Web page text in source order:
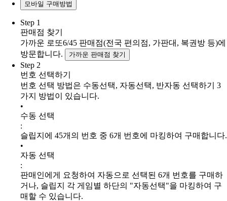
모바일 구매방법
Step 1
판매점 찾기
가까운 로또6/45 판매점(전국 편의점, 가판대, 복권방 등)에
방문합니다.
가까운 판매점 찾기
Step 2
번호 선택하기
번호 선택 방법은 수동선택, 자동선택, 반자동 선택하기 3
가지 방법이 있습니다.
•
수동 선택
:
슬립지에 45개의 번호 중 6개 번호에 마킹하여 구매합니다.
•
자동 선택
:
판매인에게 요청하여 자동으로 선택된 6개 번호를 구매하
거나, 슬립지 각 게임별 하단의 "자동선택"을 마킹하여 구
매할 수 있습니다.